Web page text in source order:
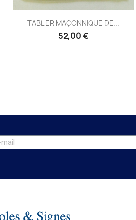
Aperçu rapide
TABLIER MAÇONNIQUE DE...
52,00 €